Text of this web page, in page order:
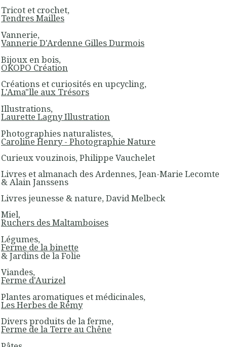
Tricot et crochet,
Tendres Mailles
Vannerie,
Vannerie D'Ardenne Gilles Durmois
Bijoux en bois,
OKOPO Création
Créations et curiosités en upcycling,
L'Ama"lle aux Trésors
Illustrations,
Laurette Lagny Illustration
Photographies naturalistes,
Caroline Henry - Photographie Nature
Curieux vouzinois, Philippe Vauchelet
Livres et almanach des Ardennes, Jean-Marie Lecomte
& Alain Janssens
Livres jeunesse & nature, David Melbeck
Miel,
Ruchers des Maltamboises
Légumes,
Ferme de la binette
& Jardins de la Folie
Viandes,
Ferme d'Aurizel
Plantes aromatiques et médicinales,
Les Herbes de Rémy
Divers produits de la ferme,
Ferme de la Terre au Chêne